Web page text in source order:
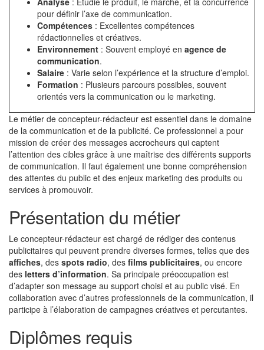
pour définir l’axe de communication.
Compétences : Excellentes compétences
rédactionnelles et créatives.
Environnement : Souvent employé en agence de
communication.
Salaire : Varie selon l’expérience et la structure d’emploi.
Formation : Plusieurs parcours possibles, souvent
orientés vers la communication ou le marketing.
Le métier de concepteur-rédacteur est essentiel dans le domaine
de la communication et de la publicité. Ce professionnel a pour
mission de créer des messages accrocheurs qui captent
l’attention des cibles grâce à une maîtrise des différents supports
de communication. Il faut également une bonne compréhension
des attentes du public et des enjeux marketing des produits ou
services à promouvoir.
Présentation du métier
Le concepteur-rédacteur est chargé de rédiger des contenus
publicitaires qui peuvent prendre diverses formes, telles que des
affiches, des spots radio, des films publicitaires, ou encore
des letters d’information. Sa principale préoccupation est
d’adapter son message au support choisi et au public visé. En
collaboration avec d’autres professionnels de la communication, il
participe à l’élaboration de campagnes créatives et percutantes.
Diplômes requis